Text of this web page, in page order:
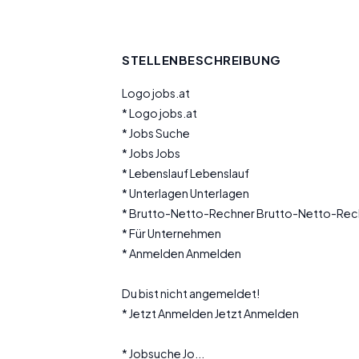
STELLENBESCHREIBUNG
Logo jobs.at
* Logo jobs.at
* Jobs Suche
* Jobs Jobs
* Lebenslauf Lebenslauf
* Unterlagen Unterlagen
* Brutto-Netto-Rechner Brutto-Netto-
* Für Unternehmen
* Anmelden Anmelden
Du bist nicht angemeldet!
* Jetzt Anmelden Jetzt Anmelden
* Jobsuche Jo...